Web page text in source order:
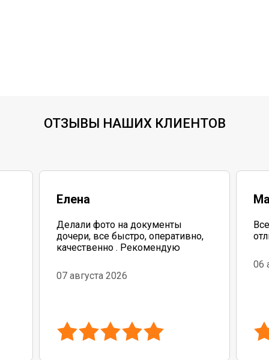
ОТЗЫВЫ НАШИХ КЛИЕНТОВ
Елена
Делали фото на документы
дочери, все быстро, оперативно,
качественно . Рекомендую
07 августа 2026
06